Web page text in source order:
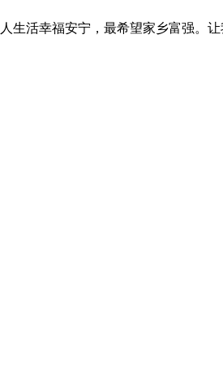
生活幸福安宁，最希望家乡富强。